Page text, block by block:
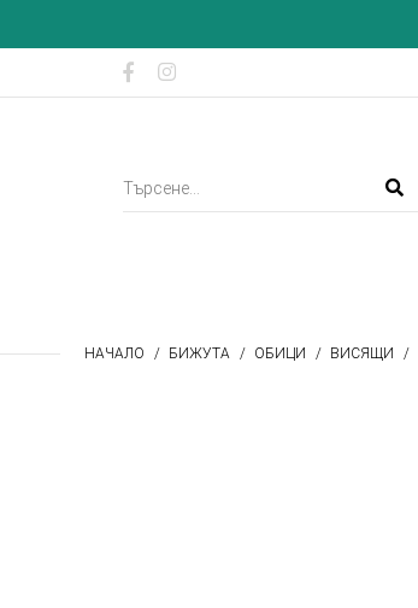
НАЧАЛО БИЖУТА ОБИЦИ ВИСЯЩИ